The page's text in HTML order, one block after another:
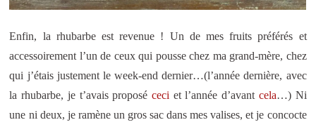
Enfin, la rhubarbe est revenue ! Un de mes fruits préférés et
accessoirement l’un de ceux qui pousse chez ma grand-mère, chez
qui j’étais justement le week-end dernier…(l’année dernière, avec
la rhubarbe, je t’avais proposé ceci et l’année d’avant cela…) Ni
une ni deux, je ramène un gros sac dans mes valises, et je concocte